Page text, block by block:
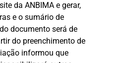
da ANBIMA e gerar,
e o sumário de
documento será de
do preenchimento de
informou que